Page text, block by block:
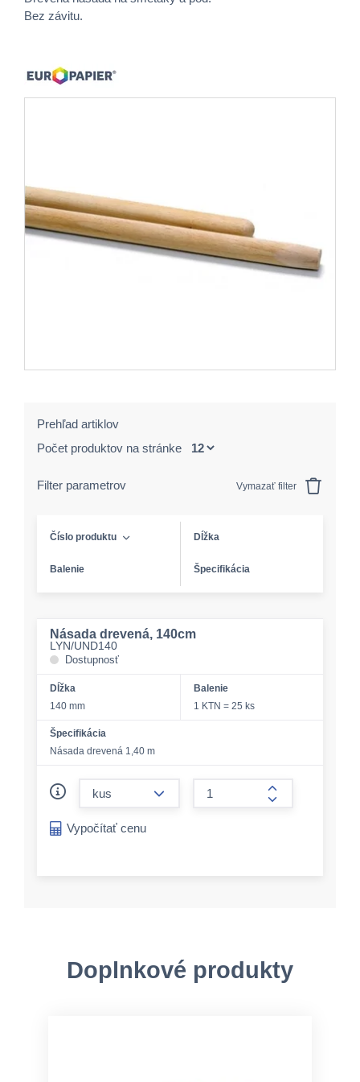
Bez závitu.
Prehľad artiklov
Počet produktov na stránke
Filter parametrov Vymazať filter
Číslo produktu Dĺžka
Balenie Špecifikácia
Násada drevená, 140cm
LYN/UND140
Dostupnosť
Dĺžka
140 mm
Balenie
1 KTN = 25 ks
Špecifikácia
Násada drevená 1,40 m
form.increase-
Vypočítať cenu
Doplnkové produkty